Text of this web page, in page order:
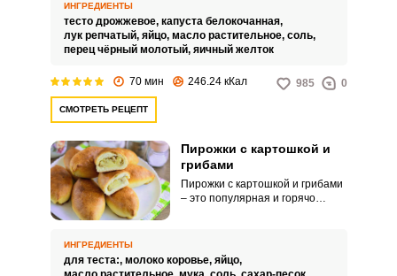
всей семьи и точно никого не
оставит равнодушным.
ИНГРЕДИЕНТЫ
тесто дрожжевое, капуста белокочанная,
лук репчатый, яйцо, масло растительное, соль,
перец чёрный молотый, яичный желток
70 мин 246.24 кКал 985 0
СМОТРЕТЬ РЕЦЕПТ
Пирожки с картошкой и
грибами
Пирожки с картошкой и грибами
– это популярная и горячо
свое приготовление, но выпечка
с ним получается максимально
ИНГРЕДИЕНТЫ
для теста:, молоко коровье, яйцо,